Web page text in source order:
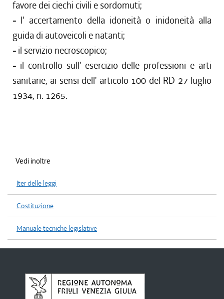
favore dei ciechi civili e sordomuti;
- l' accertamento della idoneità o inidoneità alla
guida di autoveicoli e natanti;
- il servizio necroscopico;
- il controllo sull' esercizio delle professioni e arti
sanitarie, ai sensi dell' articolo 100 del RD 27 luglio
1934, n. 1265.
Vedi inoltre
Iter delle leggi
Costituzione
Manuale tecniche legislative